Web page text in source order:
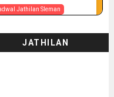
Jathilan Sleman
Besok (7/8)JATHILAN